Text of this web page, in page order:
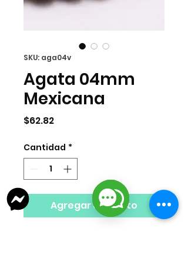
SKU: aga04v
Agata 04mm
Mexicana
$62.82Precio
Cantidad *
Agregar al carrito